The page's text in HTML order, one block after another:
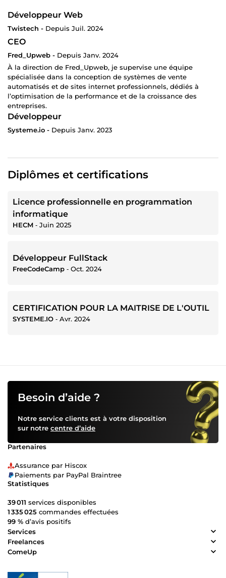
Développeur Web
Twistech - Depuis Juil. 2024
CEO
Fred_Upweb - Depuis Janv. 2024
À la direction de Fred_Upweb, je supervise une équipe
spécialisée dans la conception de systèmes de vente
automatisés et de sites internet professionnels, dédiés à
l’optimisation de la performance et de la croissance des
entreprises.
Développeur
Systeme.io - Depuis Janv. 2023
Diplômes et certifications
Licence professionnelle en programmation
informatique
HECM ‐ Juin 2025
Développeur FullStack
FreeCodeCamp ‐ Oct. 2024
CERTIFICATION POUR LA MAITRISE DE L'OUTIL
SYSTEME.IO ‐ Avr. 2024
Besoin d’aide ?
Notre service clients est à votre disposition
sur notre centre d’aide
Partenaires
Assurance par Hiscox
Paiements par PayPal Braintree
Statistiques
39 011 services disponibles
1 335 025 commandes effectuées
99 % d’avis positifs
Services
Freelances
ComeUp